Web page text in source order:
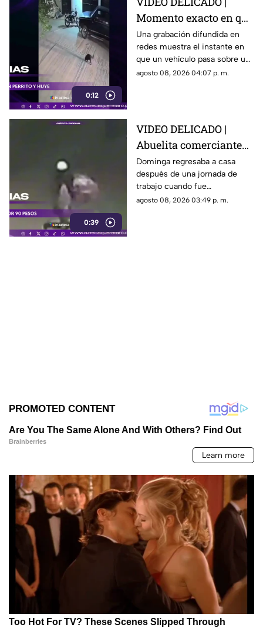
0:12
Momento exacto en que
camioneta atropella a
un perro y conductor
escapa
Una grabación difundida en
redes muestra el instante en
que un vehículo pasa sobre un
perro y continúa su camino sin
agosto 08, 2026 04:07 p. m.
0:39
VIDEO DELICADO |
Abuelita comerciante
es as3sin4da en Puebla
por 90 pesos
Dominga regresaba a casa
después de una jornada de
trabajo cuando fue
interceptada por un hombre
agosto 08, 2026 03:49 p. m.